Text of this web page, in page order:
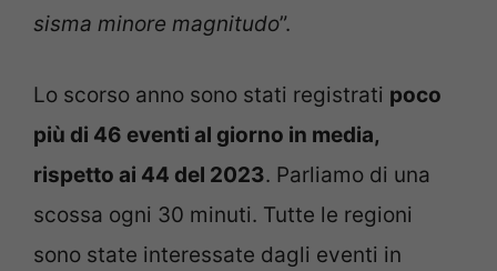
sisma minore magnitudo”.
Lo scorso anno sono stati registrati poco
più di 46 eventi al giorno in media,
rispetto ai 44 del 2023. Parliamo di una
scossa ogni 30 minuti. Tutte le regioni
sono state interessate dagli eventi in